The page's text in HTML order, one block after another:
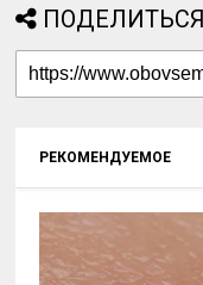
РЕКОМЕНДУЕМОЕ